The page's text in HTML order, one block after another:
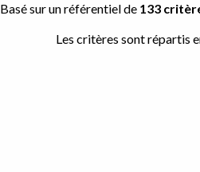
Basé sur un référentiel de 133
Les critères sont répartis